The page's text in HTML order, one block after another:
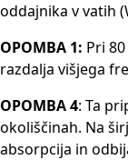
oddajnika v vatih
OPOMBA 1: Pri
razdalja višjega
OPOMBA 4: Ta
okoliščinah. Na
absorpcija in